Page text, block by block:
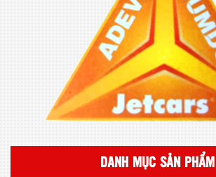
DANH MỤC SẢN PHẨM